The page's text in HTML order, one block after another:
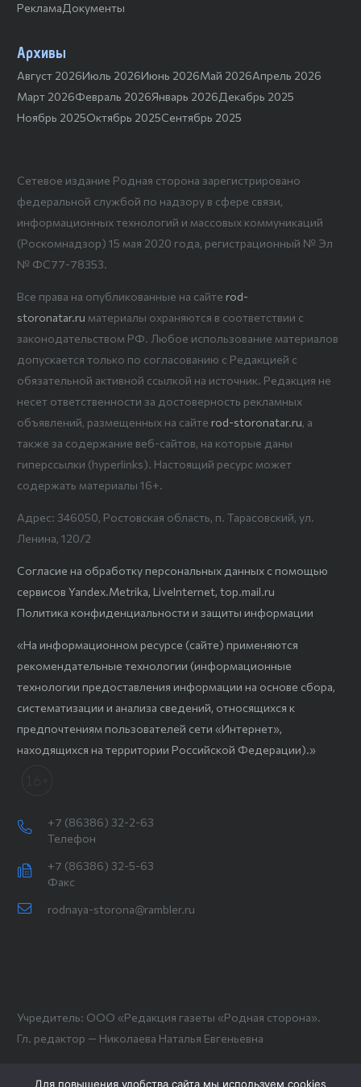
РекламаДокументы
Архивы
Август 2026Июль 2026Июнь 2026Май 2026Апрель 2026
Март 2026Февраль 2026Январь 2026Декабрь 2025
Ноябрь 2025Октябрь 2025Сентябрь 2025
Сетевое издание Родная сторона зарегистрировано
федеральной службой по надзору в сфере связи,
информационных технологий и массовых коммуникаций
(Роскомнадзор) 15 мая 2020 года, регистрационный № Эл
№ ФС77-78353.
Все права на опубликованные на сайте rod-
storonatar.ru материалы охраняются в соответствии с
законодательством РФ. Любое использование материалов
допускается только по согласованию с Редакцией с
обязательной активной ссылкой на источник. Редакция не
несет ответственности за достоверность рекламных
объявлений, размещенных на сайте rod-storonatar.ru, а
также за содержание веб-сайтов, на которые даны
гиперссылки (hyperlinks). Настоящий ресурс может
содержать материалы 16+.
Адрес: 346050, Ростовская область, п. Тарасовский, ул.
Ленина, 120/2
Согласие на обработку персональных данных с помощью
сервисов Yandex.Metrika, LiveInternet, top.mail.ru
Политика конфиденциальности и защиты информации
«На информационном ресурсе (сайте) применяются
рекомендательные технологии (информационные
технологии предоставления информации на основе сбора,
систематизации и анализа сведений, относящихся к
предпочтениям пользователей сети «Интернет»,
находящихся на территории Российской Федерации).»
+7 (86386) 32-2-63
Телефон
+7 (86386) 32-5-63
Факс
rodnaya-storona@rambler.ru
Учредитель: ООО «Редакция газеты «Родная сторона».
Гл. редактор — Николаева Наталья Евгеньевна
Для повышения удобства сайта мы используем cookies